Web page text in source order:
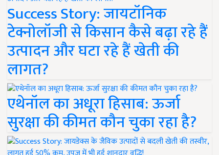
Success Story: जायटॉनिक
टेक्नोलॉजी से किसान कैसे बढ़ा रहे हैं
उत्पादन और घटा रहे हैं खेती की
लागत?
एथेनॉल का अधूरा हिसाब: ऊर्जा
सुरक्षा की कीमत कौन चुका रहा है?